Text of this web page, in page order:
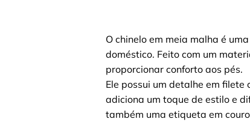
O chinelo em meia malha é
doméstico. Feito com um
proporcionar conforto aos pés.
Ele possui um detalhe em
adiciona um toque de estilo e
também uma etiqueta em